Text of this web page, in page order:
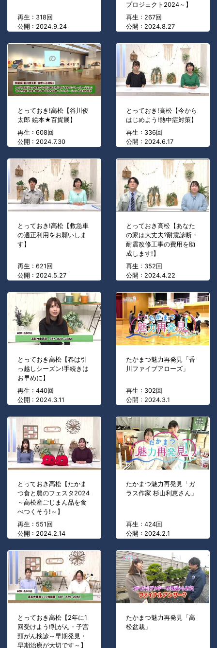
再生 : 318回
公開 : 2024.9.24
プロジェクト2024～】
再生 : 267回
公開 : 2024.8.27
とっておき!高松【谷川俊
太郎 絵本★百貨展】
再生 : 608回
公開 : 2024.7.30
とっておき!高松【今から
はじめよう!熱中症対策】
再生 : 336回
公開 : 2024.6.17
とっておき!高松【救急車
の適正利用をお願いしま
す】
再生 : 621回
公開 : 2024.5.27
とっておき高松【あなた
の家は大丈夫?耐震診断・
耐震改修工事の費用を助
成します!】
再生 : 352回
公開 : 2024.4.22
とっておき高松【春は引
っ越しシーズン!手続きは
お早めに】
再生 : 440回
公開 : 2024.3.11
たかまつ魅力再発見「香
川ファイブアローズ」
再生 : 302回
公開 : 2024.3.1
とっておき高松【たかま
つ食と農のフェスタ2024
～高松産ごじまん品を食
べつくそう!～】
再生 : 551回
公開 : 2024.2.14
たかまつ魅力再発見「ガ
ラス作家 杉山利恵さん」
再生 : 424回
公開 : 2024.2.1
とっておき高松【2年に1
回受けよう!乳がん・子宮
頸がん検診～早期発見・
早期治療が大切です～】
たかまつ魅力再発見「高
松盆栽」